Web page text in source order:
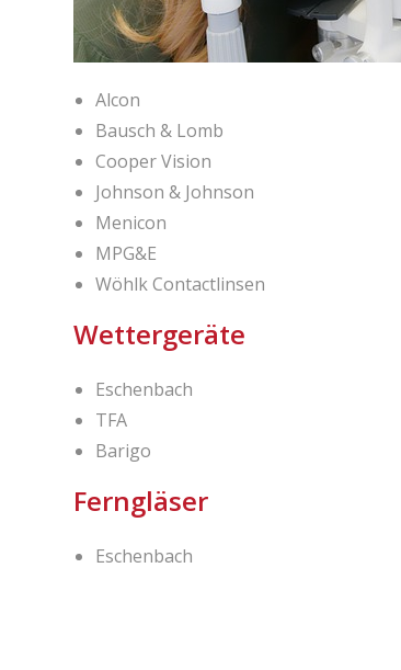
Alcon
Bausch & Lomb
Cooper Vision
Johnson & Johnson
Menicon
MPG&E
Wöhlk Contactlinsen
Wettergeräte
Eschenbach
TFA
Barigo
Ferngläser
Eschenbach